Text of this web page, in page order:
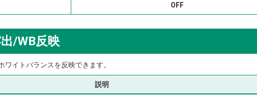
OFF
/WB反映
ワイトバランスを反映できます。
説明